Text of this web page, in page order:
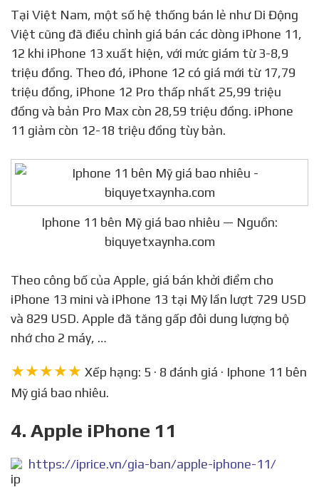
Tại Việt Nam, một số hệ thống bán lẻ như Di Động
Việt cũng đã điều chỉnh giá bán các dòng iPhone 11,
12 khi iPhone 13 xuất hiện, với mức giám từ 3-8,9
triệu đồng. Theo đó, iPhone 12 có giá mới từ 17,79
triệu đồng, iPhone 12 Pro thấp nhất 25,99 triệu
đồng và bản Pro Max còn 28,59 triệu đồng. iPhone
11 giảm còn 12-18 triệu đồng tùy bản.
Iphone 11 bên Mỹ giá bao nhiêu — Nguồn:
biquyetxaynha.com
Theo công bố của Apple, giá bán khởi điểm cho
iPhone 13 mini và iPhone 13 tại Mỹ lần lượt 729 USD
và 829 USD. Apple đã tăng gấp đôi dung lượng bộ
nhớ cho 2 máy, …
★★★★★ Xếp hạng: 5 · 8 đánh giá · Iphone 11 bên
Mỹ giá bao nhiêu.
4. Apple iPhone 11
https://iprice.vn/gia-ban/apple-iphone-11/